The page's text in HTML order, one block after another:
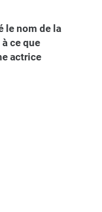
le nom de la
ce que
actrice